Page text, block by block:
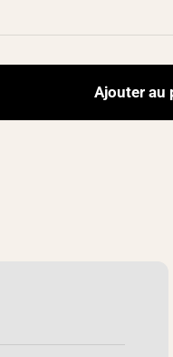
Ajouter au